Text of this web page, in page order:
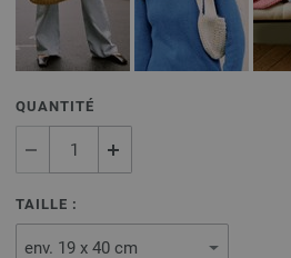
QUANTITÉ
TAILLE :